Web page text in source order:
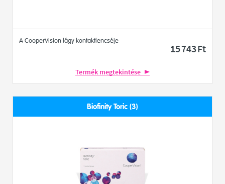
A CooperVision lágy kontaktlencséje
15 743Ft
Termék megtekintése
Biofinity Toric (3)